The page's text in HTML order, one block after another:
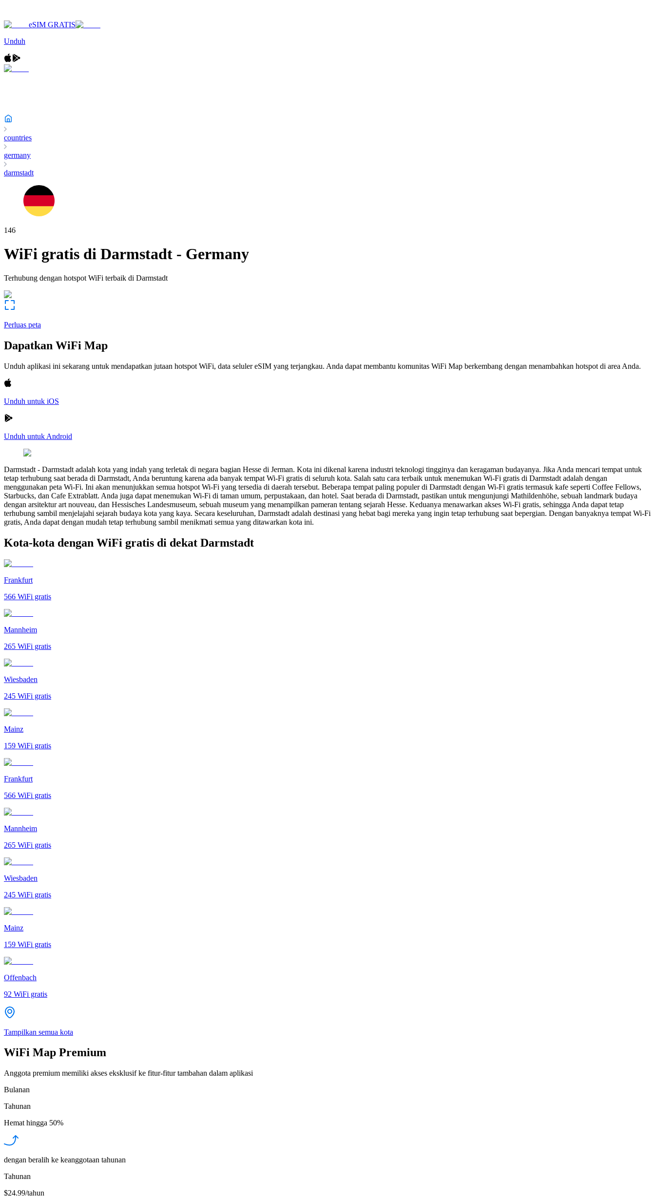
eSIM GRATIS
Unduh
countries
germany
darmstadt
146
WiFi gratis di Darmstadt - Germany
Terhubung dengan hotspot WiFi terbaik di Darmstadt
Perluas peta
Dapatkan WiFi Map
Unduh aplikasi ini sekarang untuk mendapatkan jutaan hotspot WiFi, data seluler eSIM yang terjangkau. Anda dapat membantu komunitas WiFi Map berkembang dengan menambahkan hotspot di area Anda.
Unduh untuk iOS
Unduh untuk Android
Darmstadt - Darmstadt adalah kota yang indah yang terletak di negara bagian Hesse di Jerman. Kota ini dikenal karena industri teknologi tingginya dan keragaman budayanya. Jika Anda mencari tempat untuk
tetap terhubung saat berada di Darmstadt, Anda beruntung karena ada banyak tempat Wi-Fi gratis di seluruh kota. Salah satu cara terbaik untuk menemukan Wi-Fi gratis di Darmstadt adalah dengan
menggunakan peta Wi-Fi. Ini akan menunjukkan semua hotspot Wi-Fi yang tersedia di daerah tersebut. Beberapa tempat paling populer di Darmstadt dengan Wi-Fi gratis termasuk kafe seperti Coffee Fellows,
Starbucks, dan Cafe Extrablatt. Anda juga dapat menemukan Wi-Fi di taman umum, perpustakaan, dan hotel. Saat berada di Darmstadt, pastikan untuk mengunjungi Mathildenhöhe, sebuah landmark budaya
dengan arsitektur art nouveau, dan Hessisches Landesmuseum, sebuah museum yang menampilkan pameran tentang sejarah Hesse. Keduanya menawarkan akses Wi-Fi gratis, sehingga Anda dapat tetap
terhubung sambil menjelajahi sejarah budaya kota yang kaya. Secara keseluruhan, Darmstadt adalah destinasi yang hebat bagi mereka yang ingin tetap terhubung saat bepergian. Dengan banyaknya tempat Wi-Fi
gratis, Anda dapat dengan mudah tetap terhubung sambil menikmati semua yang ditawarkan kota ini.
Kota-kota dengan WiFi gratis di dekat Darmstadt
Frankfurt
566 WiFi gratis
Mannheim
265 WiFi gratis
Wiesbaden
245 WiFi gratis
Mainz
159 WiFi gratis
Frankfurt
566 WiFi gratis
Mannheim
265 WiFi gratis
Wiesbaden
245 WiFi gratis
Mainz
159 WiFi gratis
Offenbach
92 WiFi gratis
Tampilkan semua kota
WiFi Map Premium
Anggota premium memiliki akses eksklusif ke fitur-fitur tambahan dalam aplikasi
Bulanan
Tahunan
Hemat hingga 50%
dengan beralih ke keanggotaan tahunan
Tahunan
$24.99/tahun